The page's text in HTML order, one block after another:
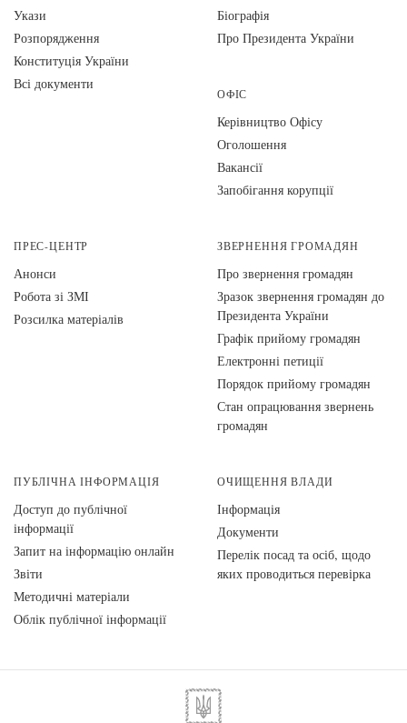
Укази
Розпорядження
Конституція України
Всі документи
Біографія
Про Президента України
ОФІС
Керівництво Офісу
Оголошення
Вакансії
Запобігання корупції
ПРЕС-ЦЕНТР
Анонси
Робота зі ЗМІ
Розсилка матеріалів
ЗВЕРНЕННЯ ГРОМАДЯН
Про звернення громадян
Зразок звернення громадян до
Президента України
Графік прийому громадян
Електронні петиції
Порядок прийому громадян
Стан опрацювання звернень
громадян
ПУБЛІЧНА ІНФОРМАЦІЯ
Доступ до публічної
інформації
Запит на інформацію онлайн
Звіти
Методичні матеріали
Облік публічної інформації
ОЧИЩЕННЯ ВЛАДИ
Інформація
Документи
Перелік посад та осіб, щодо
яких проводиться перевірка